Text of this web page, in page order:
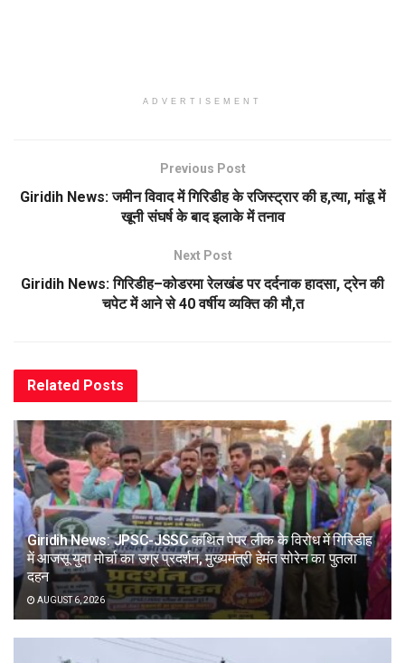
ADVERTISEMENT
Previous Post
Giridih News: जमीन विवाद में गिरिडीह के रजिस्ट्रार की ह,त्या, मांडू में
खूनी संघर्ष के बाद इलाके में तनाव
Next Post
Giridih News: गिरिडीह–कोडरमा रेलखंड पर दर्दनाक हादसा, ट्रेन की
चपेट में आने से 40 वर्षीय व्यक्ति की मौ,त
Related Posts
Giridih News: JPSC-JSSC कथित पेपर लीक के विरोध में गिरिडीह
में आजसू युवा मोर्चा का उग्र प्रदर्शन, मुख्यमंत्री हेमंत सोरेन का पुतला
दहन
AUGUST 6, 2026